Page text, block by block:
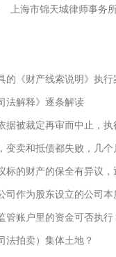
上海市锦天城律师事务
的《财产线索说明》执行
法解释》逐条解读
据被裁定再审而中止，
变卖和抵债都失败，几
标的财产的保全有异议，
司作为股东设立的公司
管账户里的资金可否执行
法拍卖）集体土地？